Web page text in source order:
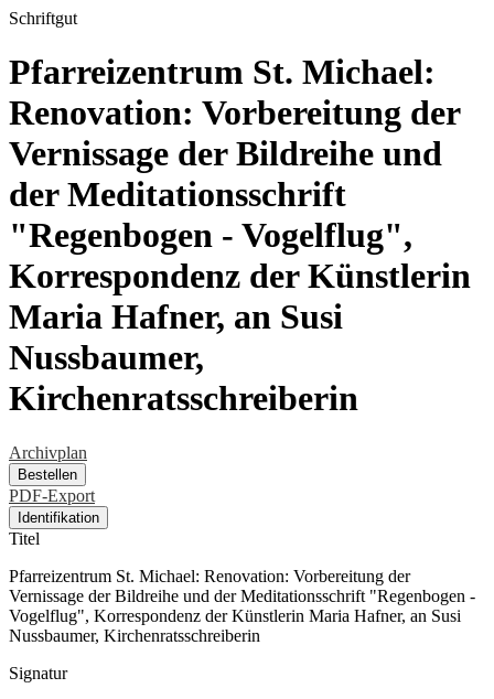
Schriftgut
Pfarreizentrum St. Michael:
Renovation: Vorbereitung der
Vernissage der Bildreihe und
der Meditationsschrift
"Regenbogen - Vogelflug",
Korrespondenz der Künstlerin
Maria Hafner, an Susi
Nussbaumer,
Kirchenratsschreiberin
Archivplan
Bestellen
PDF-Export
Identifikation
Titel
Pfarreizentrum St. Michael: Renovation: Vorbereitung der
Vernissage der Bildreihe und der Meditationsschrift "Regenbogen -
Vogelflug", Korrespondenz der Künstlerin Maria Hafner, an Susi
Nussbaumer, Kirchenratsschreiberin
Signatur